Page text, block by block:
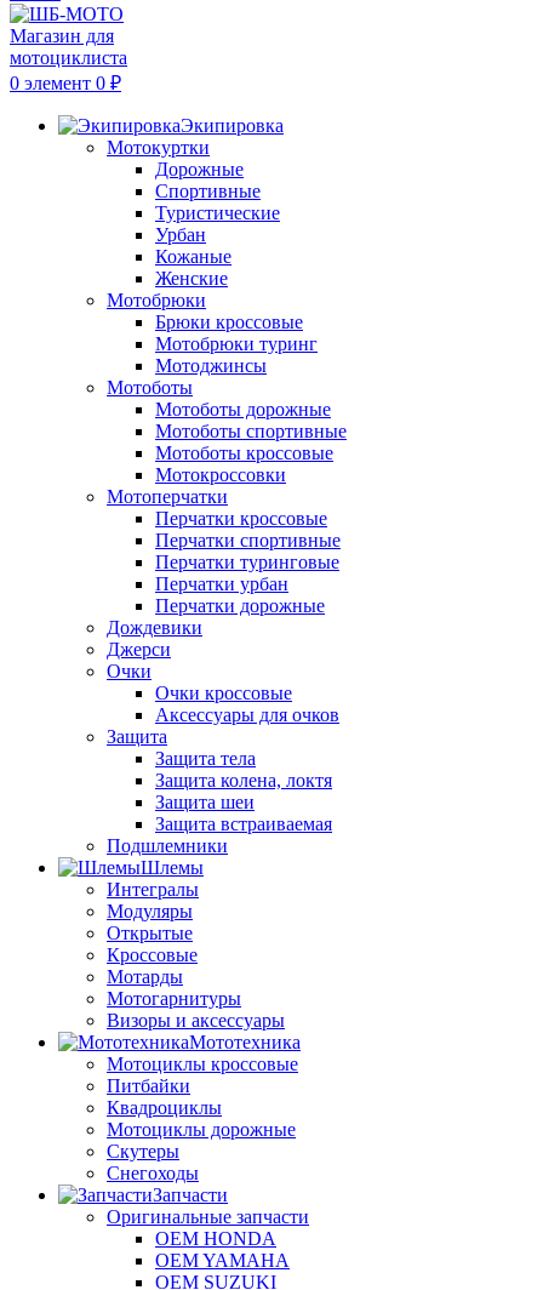
0 элемент 0 ₽
Экипировка
Мотокуртки
Дорожные
Спортивные
Туристические
Урбан
Кожаные
Женские
Мотобрюки
Брюки кроссовые
Мотобрюки туринг
Мотоджинсы
Мотоботы
Мотоботы дорожные
Мотоботы спортивные
Мотоботы кроссовые
Мотокроссовки
Мотоперчатки
Перчатки кроссовые
Перчатки спортивные
Перчатки туринговые
Перчатки урбан
Перчатки дорожные
Дождевики
Джерси
Очки
Очки кроссовые
Аксессуары для очков
Защита
Защита тела
Защита колена, локтя
Защита шеи
Защита встраиваемая
Подшлемники
Шлемы
Интегралы
Модуляры
Открытые
Кроссовые
Мотарды
Мотогарнитуры
Визоры и аксессуары
Мототехника
Мотоциклы кроссовые
Питбайки
Квадроциклы
Мотоциклы дорожные
Скутеры
Снегоходы
Запчасти
Оригинальные запчасти
OEM HONDA
OEM YAMAHA
OEM SUZUKI